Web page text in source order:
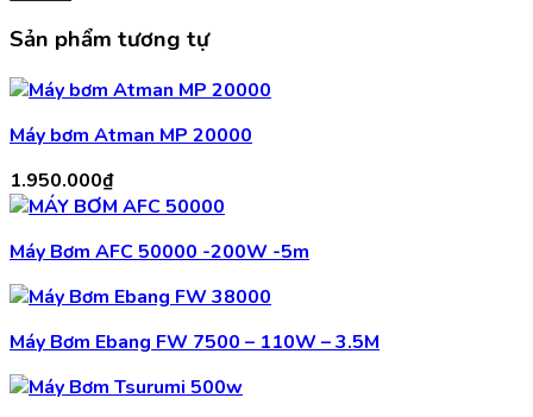
Sản phẩm tương tự
Máy bơm Atman MP 20000
1.950.000₫
Máy Bơm AFC 50000 -200W -5m
Máy Bơm Ebang FW 7500 – 110W – 3.5M